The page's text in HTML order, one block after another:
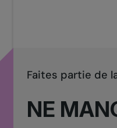
NE
Faites partie de